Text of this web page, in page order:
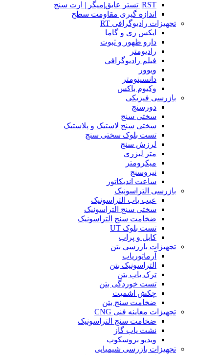
RST| تستر عایق|میگر | ارت سنج
اندازه گیری مقاومت سطح
تجهیزات رادیوگرافی RT
ایکس ری و گاما
دارو ظهور و ثبوت
رادیومتر
فیلم رادیوگرافی
ویوور
دانسیتومتر
وکیوم باکس
بازرسی فیزیکی
دورسنج
سختی سنج
سختی سنج لاستیک و پلاستیک
تست بلوک سختی سنج
لرزش سنج
متر لیزری
میکرومتر
نیروسنج
ساعت اندیکاتور
بازرسی التراسونیک
عیب یاب التراسونیک
سختی سنج التراسونیک
ضخامت سنج التراسونیک
تست بلوک UT
کابل و پراب
تجهیزات بازرسی بتن
آرماتوریاب
التراسونیک بتن
ترک یاب بتن
تست خوردگی بتن
چکش اشمیت
ضخامت سنج بتن
تجهیزات معاینه فنی CNG
ضخامت سنج التراسونیک
نشت یاب گاز
ویدیو بروسکوپ
تجهیزات بازرسی شیمیایی